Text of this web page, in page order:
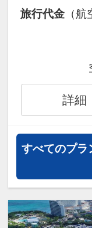
事バイ
様用ス
■幼児
施設
￥
現地に
★ホテ
・朝食
・朝食
可。
旅行代金 （
詳細
すべてのプラ